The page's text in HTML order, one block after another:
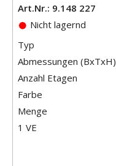
Art.Nr.: 9.148 227
Nicht lagernd
Typ
Abmessungen (BxTxH)
Anzahl Etagen
Farbe
Menge
1 VE